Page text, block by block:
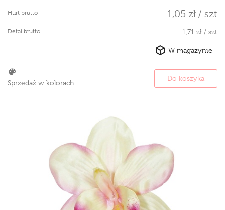
Hurt brutto 1,05 zł / szt
Detal brutto 1,71 zł / szt
Sprzedaż w kolorach
W magazynie
Do koszyka